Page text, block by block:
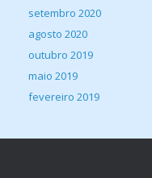
setembro 2020
agosto 2020
outubro 2019
maio 2019
fevereiro 2019